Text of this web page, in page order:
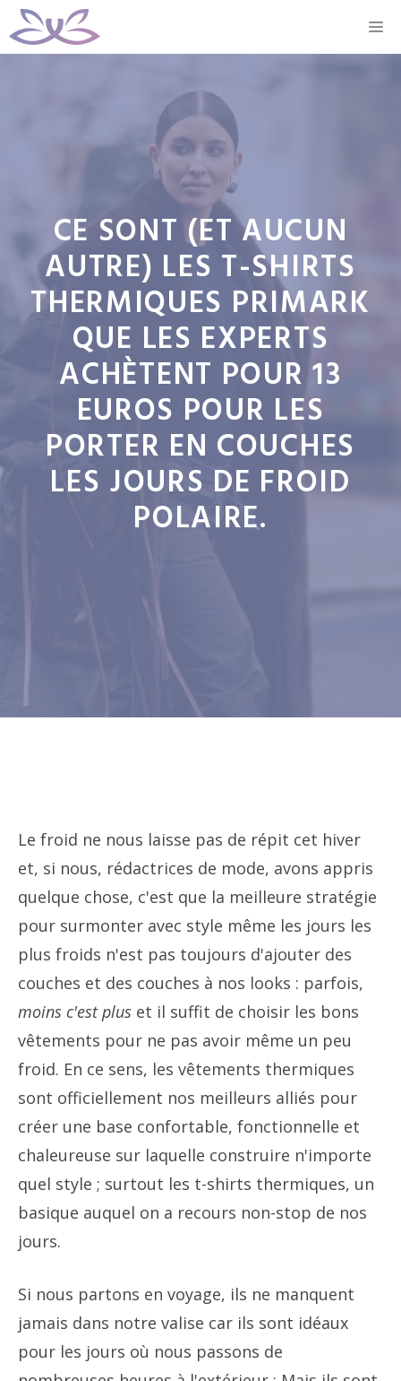
Aller
au
CE SONT (ET AUCUN
AUTRE) LES T-SHIRTS
THERMIQUES PRIMARK
QUE LES EXPERTS
ACHÈTENT POUR 13
EUROS POUR LES
PORTER EN COUCHES
LES JOURS DE FROID
POLAIRE.
Le froid ne nous laisse pas de répit cet hiver
et, si nous, rédactrices de mode, avons appris
quelque chose, c'est que la meilleure stratégie
pour surmonter avec style même les jours les
plus froids n'est pas toujours d'ajouter des
couches et des couches à nos looks : parfois,
moins c'est plus et il suffit de choisir les bons
vêtements pour ne pas avoir même un peu
froid. En ce sens, les vêtements thermiques
sont officiellement nos meilleurs alliés pour
créer une base confortable, fonctionnelle et
chaleureuse sur laquelle construire n'importe
quel style ; surtout les t-shirts thermiques, un
basique auquel on a recours non-stop de nos
jours.
Si nous partons en voyage, ils ne manquent
jamais dans notre valise car ils sont idéaux
pour les jours où nous passons de